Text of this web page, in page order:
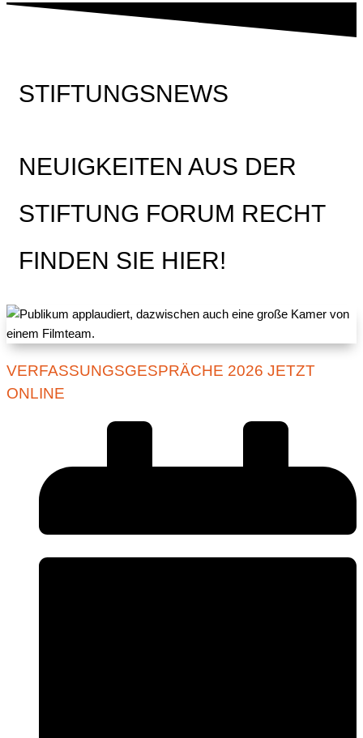
STIFTUNGSNEWS
NEUIGKEITEN AUS DER
STIFTUNG FORUM RECHT
FINDEN SIE HIER!
VERFASSUNGSGESPRÄCHE 2026 JETZT
ONLINE